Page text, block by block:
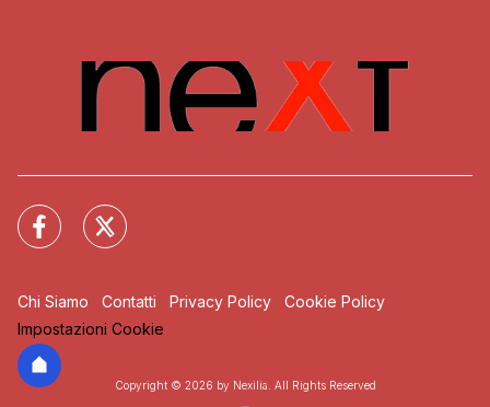
Chi Siamo Contatti Privacy Policy
Cookie Policy
Impostazioni Cookie
Copyright © 2026 by Nexilia. All Rights Reserved